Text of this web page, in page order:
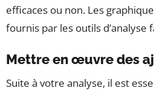
efficaces ou non. Les
fournis par les outils
Mettre en œuvre des
Suite à votre analyse, il est